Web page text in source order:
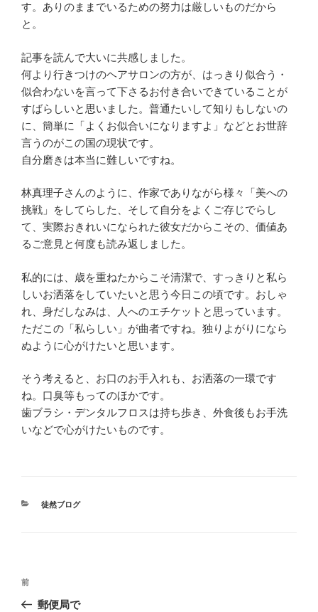
す。ありのままでいるための努力は厳しいものだから
と。
記事を読んで大いに共感しました。
何より行きつけのヘアサロンの方が、はっきり似合う・
似合わないを言って下さるお付き合いできていることが
すばらしいと思いました。普通たいして知りもしないの
に、簡単に「よくお似合いになりますよ」などとお世辞
言うのがこの国の現状です。
自分磨きは本当に難しいですね。
林真理子さんのように、作家でありながら様々「美への
挑戦」をしてらした、そして自分をよくご存じでらし
て、実際おきれいになられた彼女だからこその、価値あ
るご意見と何度も読み返しました。
私的には、歳を重ねたからこそ清潔で、すっきりと私ら
しいお洒落をしていたいと思う今日この頃です。おしゃ
れ、身だしなみは、人へのエチケットと思っています。
ただこの「私らしい」が曲者ですね。独りよがりになら
ぬように心がけたいと思います。
そう考えると、お口のお手入れも、お洒落の一環です
ね。口臭等もってのほかです。
歯ブラシ・デンタルフロスは持ち歩き、外食後もお手洗
いなどで心がけたいものです。
カ
徒然ブログ
投
前
の
前
郵便局で